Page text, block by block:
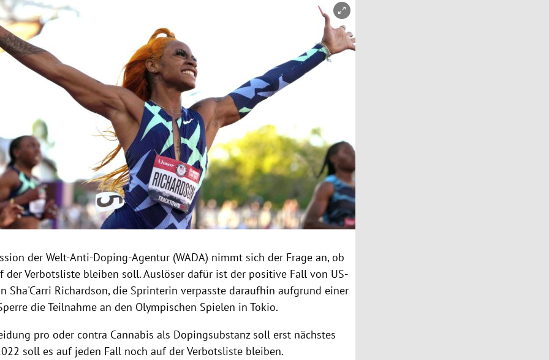
öffnen/schließen
der Welt-Anti-Doping-Agentur (WADA) nimmt sich der Frage an, ob
der Verbotsliste bleiben soll. Auslöser dafür ist der positive Fall von US-
Sha'Carri Richardson, die Sprinterin verpasste daraufhin aufgrund einer
die Teilnahme an den Olympischen Spielen in Tokio.
pro oder contra Cannabis als Dopingsubstanz soll erst nächstes
soll es auf jeden Fall noch auf der Verbotsliste bleiben.